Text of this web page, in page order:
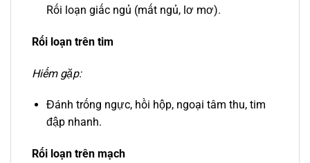
Rối loạn giấc ngủ (mất ngủ, lơ mơ).
Rối loạn trên tim
Hiếm gặp:
Đánh trống ngực, hồi hộp, ngoại tâm thu, tim
đập nhanh.
Rối loạn trên mạch